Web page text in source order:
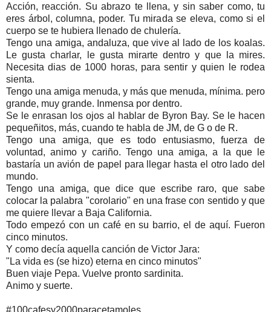
Acción, reacción. Su abrazo te llena, y sin saber como, tu
eres árbol, columna, poder. Tu mirada se eleva, como si el
cuerpo se te hubiera llenado de chulería.
Tengo una amiga, andaluza, que vive al lado de los koalas.
Le gusta charlar, le gusta mirarte dentro y que la mires.
Necesita dias de 1000 horas, para sentir y quien le rodea
sienta.
Tengo una amiga menuda, y más que menuda, mínima. pero
grande, muy grande. Inmensa por dentro.
Se le enrasan los ojos al hablar de Byron Bay. Se le hacen
pequeñitos, más, cuando te habla de JM, de G o de R.
Tengo una amiga, que es todo entusiasmo, fuerza de
voluntad, animo y cariño. Tengo una amiga, a la que le
bastaría un avión de papel para llegar hasta el otro lado del
mundo.
Tengo una amiga, que dice que escribe raro, que sabe
colocar la palabra "corolario" en una frase con sentido y que
me quiere llevar a Baja California.
Todo empezó con un café en su barrio, el de aquí. Fueron
cinco minutos.
Y como decía aquella canción de Victor Jara:
"La vida es (se hizo) eterna en cinco minutos"
Buen viaje Pepa. Vuelve pronto sardinita.
Animo y suerte.
#100cafesy2000paracetamoles